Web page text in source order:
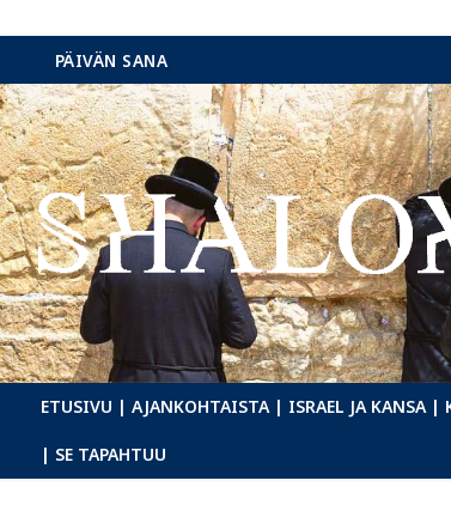
Hyppää
sisältöön
PÄIVÄN SANA
ETUSIVU | AJANKOHTAISTA | ISRAEL JA KANSA |
| SE TAPAHTUU